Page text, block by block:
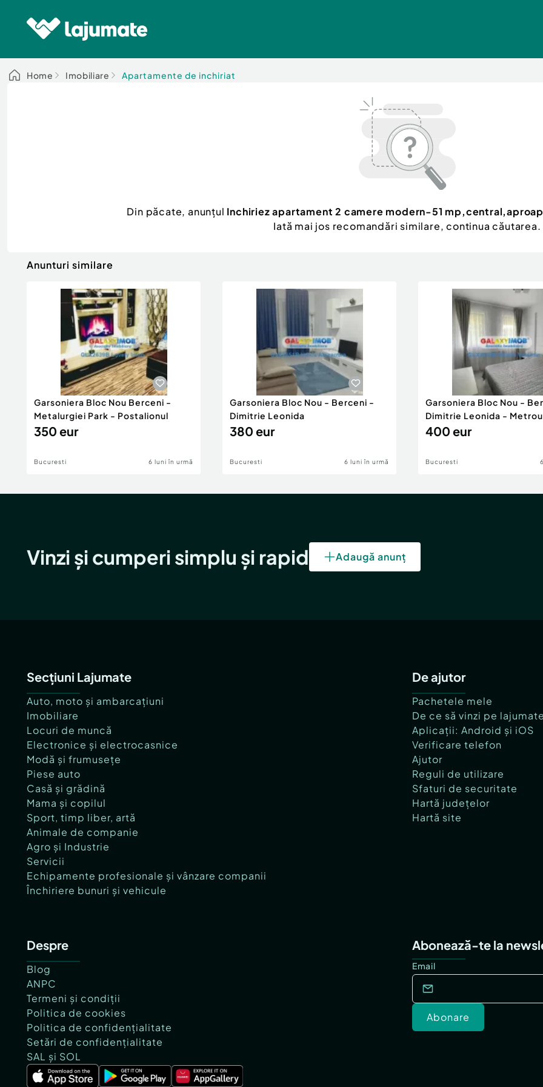
Home Imobiliare Apartamente de inchiriat
Din păcate, anunțul Inchiriez apartament 2 camere modern-51
Iată mai jos recomandări similare, continua căutarea.
Anunturi similare
Garsoniera Bloc Nou Berceni -
Metalurgiei Park - Postalionul
350 eur
Bucuresti 6 luni în urmă
Garsoniera Bloc Nou - Berceni -
Dimitrie Leonida
380 eur
Bucuresti 6 luni în urmă
Garsoniera Bloc Nou -
Dimitrie Leonida -
400 eur
Bucuresti
Vinzi și cumperi simplu și rapid Adaugă anunț
Secțiuni Lajumate
Auto, moto și ambarcațiuni
Imobiliare
Locuri de muncă
Electronice și electrocasnice
Modă și frumusețe
Piese auto
Casă și grădină
Mama și copilul
Sport, timp liber, artă
Animale de companie
Agro și Industrie
Servicii
Echipamente profesionale și vânzare companii
Închiriere bunuri și vehicule
De ajutor
Pachetele mele
De ce să vinzi pe
Aplicații: Android și iOS
Verificare telefon
Ajutor
Reguli de utilizare
Sfaturi de securitate
Hartă județelor
Hartă site
Despre
Blog
ANPC
Termeni și condiții
Politica de cookies
Politica de confidențialitate
Setări de confidențialitate
SAL și SOL
Abonează-te la
Email
Abonare